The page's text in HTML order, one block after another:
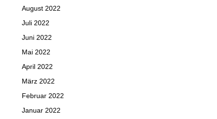
August 2022
Juli 2022
Juni 2022
Mai 2022
April 2022
März 2022
Februar 2022
Januar 2022